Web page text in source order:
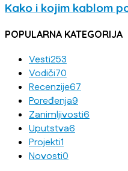
Kako i kojim kablom
POPULARNA KATEGORIJA
Vesti253
Vodiči70
Recenzije67
Poređenja9
Zanimljivosti6
Uputstva6
Projekti1
Novosti0